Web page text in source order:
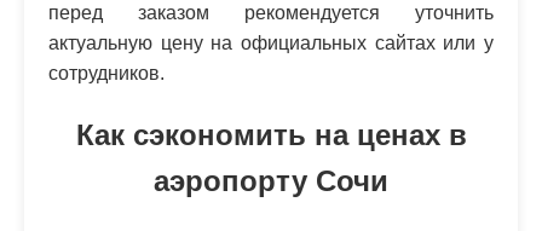
перед заказом рекомендуется уточнить
актуальную цену на официальных сайтах или у
сотрудников.
Как сэкономить на ценах в
аэропорту Сочи